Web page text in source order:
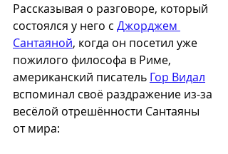
Рассказывая о разговоре, который
состоялся у него с Джорджем
Сантаяной, когда он посетил уже
пожилого философа в Риме,
американский писатель Гор Видал
вспоминал своё раздражение из-за
весёлой отрешённости Сантаяны
от мира: